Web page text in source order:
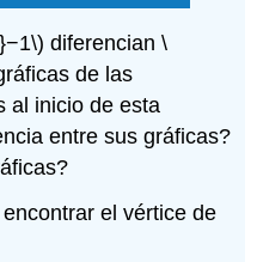
diferencian\
de las
al inicio de esta
entre sus gráficas?
el vértice de